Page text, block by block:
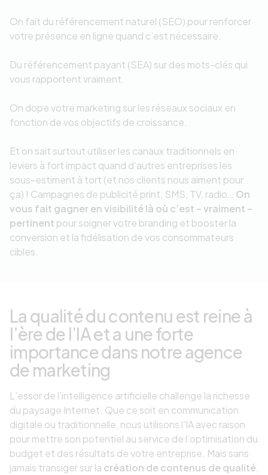
On fait du référencement naturel (SEO) pour renforcer
votre présence en ligne quand c’est nécessaire.
Du référencement payant (SEA) sur des mots-clés qui
vous rapportent vraiment.
On dope votre marketing sur les réseaux sociaux en
fonction de vos objectifs de croissance.
Et on sait surtout utiliser les canaux traditionnels en
leviers à fort impact quand d’autres entreprises les
sous-estiment à tort (et nos clients nous aiment pour
ça) ! Campagnes de publicité print, SMS, TV, radio… On
vous fait gagner en visibilité là où c’est – vraiment –
pertinent pour soigner votre branding et booster la
conversion et la fidélisation de vos consommateurs
cibles.
La qualité du contenu est reine à
l’ère de l’IA et a une forte
importance dans notre agence
de marketing
L’essor de l’intelligence artificielle challenge la richesse
du paysage Internet. Que ce soit en communication
digitale ou traditionnelle, nous utilisons l’IA avec raison
pour mettre son potentiel au service de l’optimisation du
budget et des résultats de votre entreprise. Mais sans
jamais transiger sur la création de contenus de qualité